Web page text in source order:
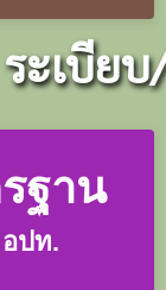
ระเบีย
ฐาน
ปท.